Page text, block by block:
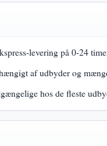
levering på 0-24
af udbyder og
hos de fleste